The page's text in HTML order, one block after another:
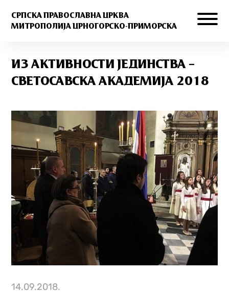
СРПСКА ПРАВОСЛАВНА ЦРКВА
МИТРОПОЛИЈА ЦРНОГОРСКО-ПРИМОРСКА
ИЗ АКТИВНОСТИ ЈЕДИНСТВА –
СВЕТОСАВСКА АКАДЕМИЈА 2018
14.09.2018.